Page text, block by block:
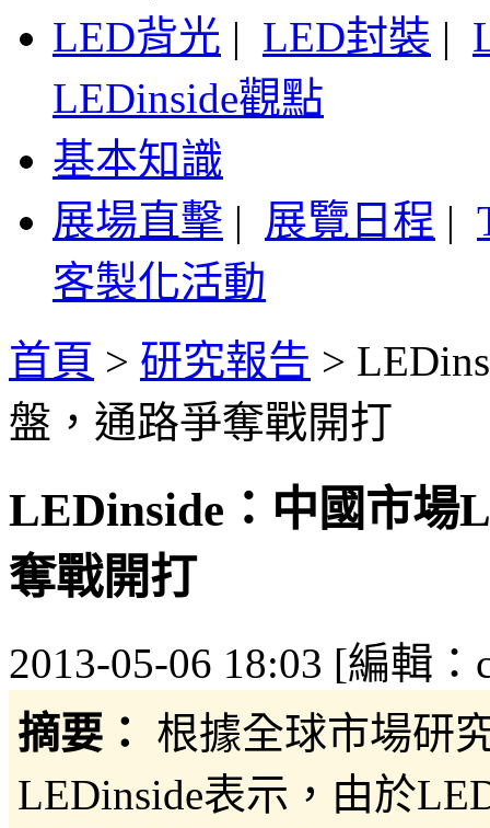
LED背光 | LED封裝 |
LEDinside觀點
基本知識
展場直擊 | 展覽日程 |
客製化活動
首頁 > 研究報告 >
盤，通路爭奪戰開打
LEDinside：中國市場
奪戰開打
2013-05-06 18:03 [編輯
摘要：
根據全球市場研
LEDinside表示，由於